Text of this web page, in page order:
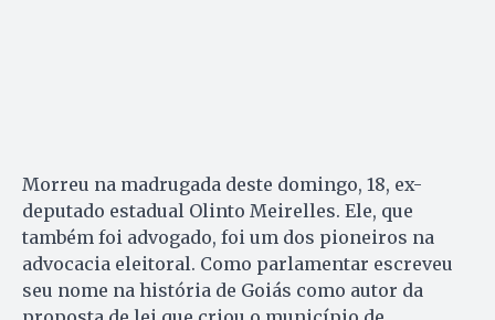
Morreu na madrugada deste domingo, 18, ex-
deputado estadual Olinto Meirelles. Ele, que
também foi advogado, foi um dos pioneiros na
advocacia eleitoral. Como parlamentar escreveu
seu nome na história de Goiás como autor da